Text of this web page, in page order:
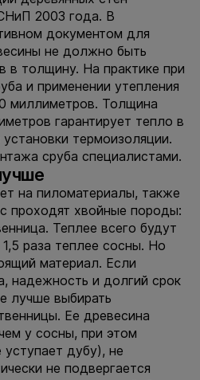
2003 года. В
документом для
не должно быть
в толщину. На практике при
и применении утепления
миллиметров. Толщина
гарантирует тепло в
термоизоляции.
сруба специалистами.
на пиломатериалы, также
проходят хвойные породы:
Теплее всего будут
раза теплее сосны. Но
материал. Если
надежность и долгий срок
лучше выбирать
Ее древесина
у сосны, при этом
уступает дубу), не
не подвергается